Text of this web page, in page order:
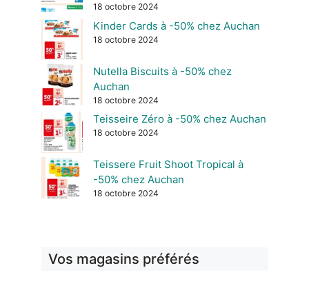
18 octobre 2024
Kinder Cards à -50% chez Auchan
18 octobre 2024
Nutella Biscuits à -50% chez
Auchan
18 octobre 2024
Teisseire Zéro à -50% chez Auchan
18 octobre 2024
Teissere Fruit Shoot Tropical à
-50% chez Auchan
18 octobre 2024
Vos magasins préférés